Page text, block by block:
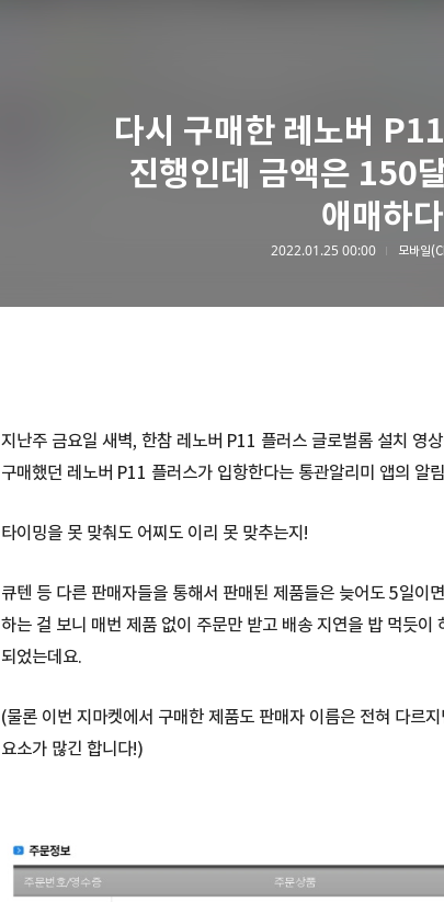
다시 구매한 레노버
진행인데 금액은 150
애매하
2022.01.25 00:00
지난주 금요일 새벽, 한참 레노버 P11 플러스 글로벌롬 설치 영
구매했던 레노버 P11 플러스가 입항한다는 통관알리미 앱의 알
타이밍을 못 맞춰도 어찌도 이리 못 맞추는지!
큐텐 등 다른 판매자들을 통해서 판매된 제품들은 늦어도 5일이
하는 걸 보니 매번 제품 없이 주문만 받고 배송 지연을 밥 먹듯이
되었는데요.
(물론 이번 지마켓에서 구매한 제품도 판매자 이름은 전혀 다르
요소가 많긴 합니다!)